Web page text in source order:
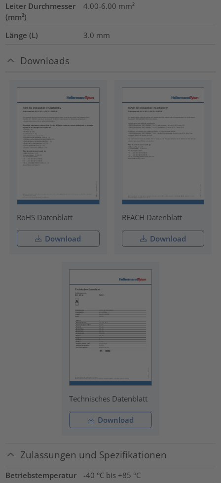
Leiter Durchmesser
(mm²)
4.00-6.00 mm²
Länge (L) 3.0 mm
Downloads
RoHS Datenblatt
Download
REACH Datenblatt
Download
Technisches Datenblatt
Download
Zulassungen und Spezifikationen
Betriebstemperatur
-40 °C bis +85 °C